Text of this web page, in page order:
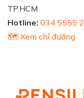
TP.HCM
Hotline: 034 5555
🗺️ Xem chỉ đường